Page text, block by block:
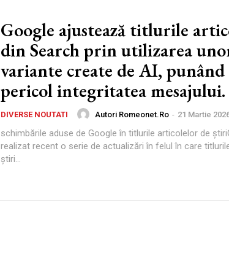
Google ajustează titlurile
din Search prin utilizarea
variante create de AI,
pericol integritatea mesajului.
DIVERSE NOUTATI Autori Romeonet.ro - 21 Martie
schimbările aduse de Google în titlurile articolelor de
realizat recent o serie de actualizări în felul în care
știri...